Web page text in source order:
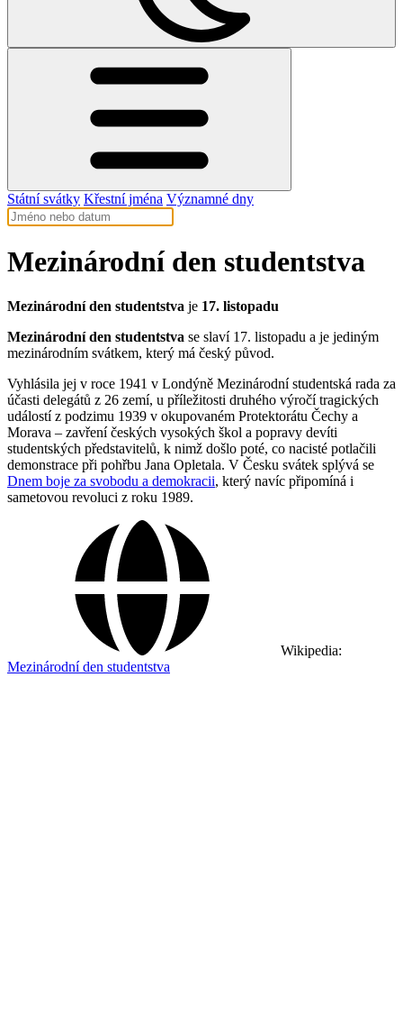
Státní svátky Křestní jména Významné dny
Mezinárodní den studentstva
Mezinárodní den studentstva je 17. listopadu
Mezinárodní den studentstva se slaví 17. listopadu a je jediným
mezinárodním svátkem, který má český původ.
Vyhlásila jej v roce 1941 v Londýně Mezinárodní studentská rada za
účasti delegátů z 26 zemí, u příležitosti druhého výročí tragických
událostí z podzimu 1939 v okupovaném Protektorátu Čechy a
Morava – zavření českých vysokých škol a popravy devíti
studentských představitelů, k nimž došlo poté, co nacisté potlačili
demonstrace při pohřbu Jana Opletala. V Česku svátek splývá se
Dnem boje za svobodu a demokracii, který navíc připomíná i
sametovou revoluci z roku 1989.
Wikipedia:
Mezinárodní den studentstva